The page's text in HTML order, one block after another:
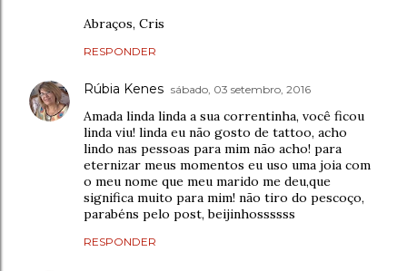
Abraços, Cris
RESPONDER
Rúbia Kenes sábado, 03 setembro, 2016
Amada linda linda a sua correntinha, você ficou
linda viu! linda eu não gosto de tattoo, acho
lindo nas pessoas para mim não acho! para
eternizar meus momentos eu uso uma joia com
o meu nome que meu marido me deu,que
significa muito para mim! não tiro do pescoço,
parabéns pelo post, beijinhossssss
RESPONDER